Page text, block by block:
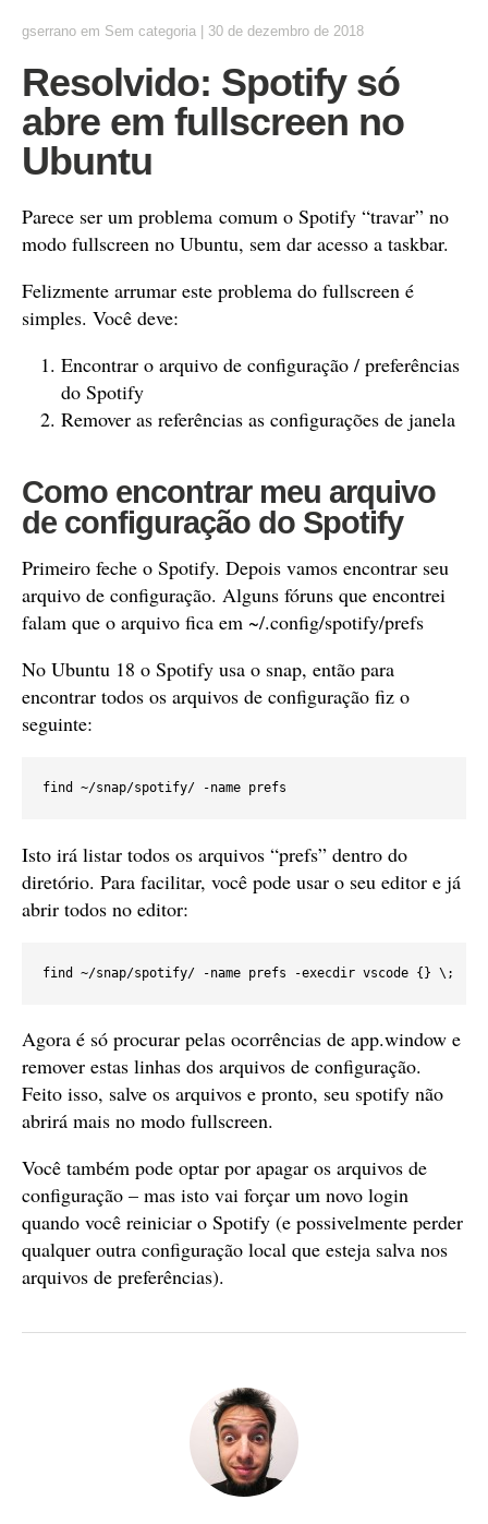
gserrano em Sem categoria 30 de dezembro de 2018
Resolvido: Spotify só
abre em fullscreen no
Ubuntu
Parece ser um problema comum o Spotify “travar” no
modo fullscreen no Ubuntu, sem dar acesso a taskbar.
Felizmente arrumar este problema do fullscreen é
simples. Você deve:
Encontrar o arquivo de configuração / preferências
do Spotify
Remover as referências as configurações de janela
Como encontrar meu arquivo
de configuração do Spotify
Primeiro feche o Spotify. Depois vamos encontrar seu
arquivo de configuração. Alguns fóruns que encontrei
falam que o arquivo fica em ~/.config/spotify/prefs
No Ubuntu 18 o Spotify usa o snap, então para
encontrar todos os arquivos de configuração fiz o
seguinte:
find ~/snap/spotify/ -name prefs
Isto irá listar todos os arquivos “prefs” dentro do
diretório. Para facilitar, você pode usar o seu editor e já
abrir todos no editor:
find ~/snap/spotify/ -name prefs -execdir vscode {} \;
Agora é só procurar pelas ocorrências de app.window e
remover estas linhas dos arquivos de configuração.
Feito isso, salve os arquivos e pronto, seu spotify não
abrirá mais no modo fullscreen.
Você também pode optar por apagar os arquivos de
configuração – mas isto vai forçar um novo login
quando você reiniciar o Spotify (e possivelmente perder
qualquer outra configuração local que esteja salva nos
arquivos de preferências).